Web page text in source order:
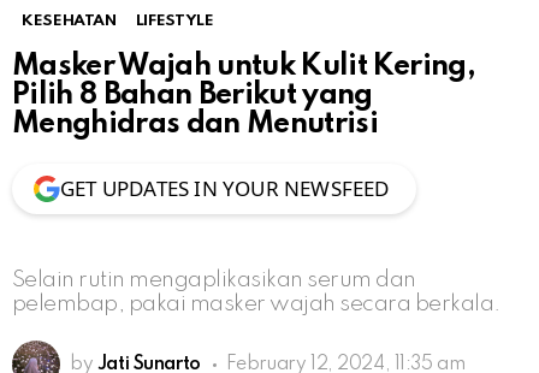
KESEHATAN LIFESTYLE
Masker Wajah untuk Kulit Kering,
Pilih 8 Bahan Berikut yang
Menghidras dan Menutrisi
GET UPDATES IN YOUR NEWSFEED
Selain rutin mengaplikasikan serum dan
pelembap, pakai masker wajah secara berkala.
by Jati Sunarto February 12, 2024, 11:35 am